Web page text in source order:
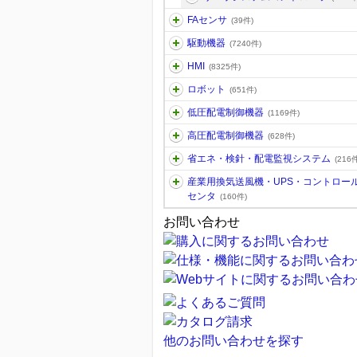
FAセンサ (39件)
駆動機器 (7240件)
HMI (8325件)
ロボット (651件)
低圧配電制御機器 (1169件)
高圧配電制御機器 (628件)
省エネ・検針・配電監視システム (216
産業用換気送風機・UPS・コントロー
センタ
(160件)
お問い合わせ
他のお問い合わせを探す